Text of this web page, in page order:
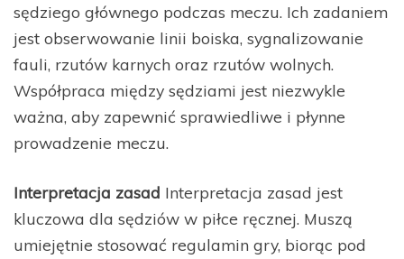
sędziego głównego podczas meczu. Ich zadaniem
jest obserwowanie linii boiska, sygnalizowanie
fauli, rzutów karnych oraz rzutów wolnych.
Współpraca między sędziami jest niezwykle
ważna, aby zapewnić sprawiedliwe i płynne
prowadzenie meczu.
Interpretacja zasad Interpretacja zasad jest
kluczowa dla sędziów w piłce ręcznej. Muszą
umiejętnie stosować regulamin gry, biorąc pod